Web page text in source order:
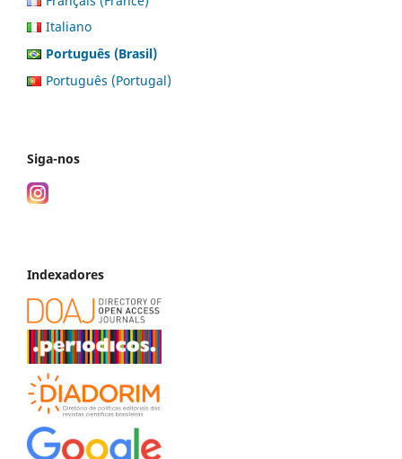
Italiano
Português (Brasil)
Português (Portugal)
Siga-nos
Indexadores